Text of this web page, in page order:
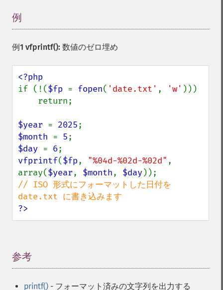
例
例1 vfprintf(): 数値のゼロ埋め
if (!($fp = fopen( 'date.txt' , 'w' )))
$year = 2025
$month = 5
$day = 6
vfprintf($fp, "%04d-%02d-%02d" ,
array($year, $month, $day
// ISO 形式にフォーマットした日付を
?>
参考
printf() - フォーマット済みの文字列を出力する